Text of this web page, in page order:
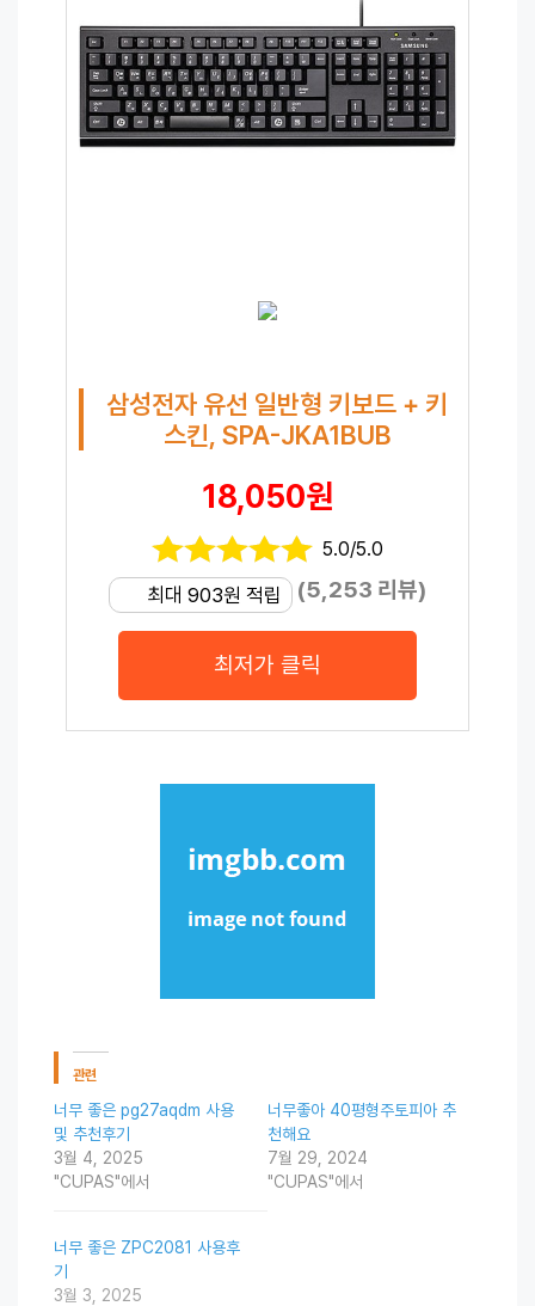
삼성전자 유선 일반형 키보드 + 키
스킨, SPA-JKA1BUB
18,050원
5.0/5.0
최대 903원 적립 (5,253 리뷰)
최저가 클릭
관련
너무 좋은 pg27aqdm 사용
및 추천후기
3월 4, 2025
"CUPAS"에서
너무좋아 40평형주토피아 추
천해요
7월 29, 2024
"CUPAS"에서
너무 좋은 ZPC2081 사용후
기
3월 3, 2025